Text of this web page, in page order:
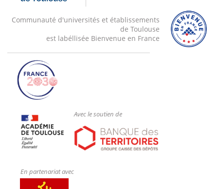
Communauté d'universités et établissements
de Toulouse
est labéllisée Bienvenue en France
Avec le soutien de
En partenariat avec